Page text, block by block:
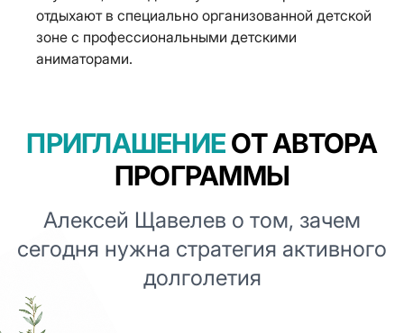
отдыхают в специально организованной детской
зоне с профессиональными детскими
аниматорами.
ПРИГЛАШЕНИЕОТ АВТОРА
ПРОГРАММЫ
Алексей Щавелев о том, зачем
сегодня нужна стратегия активного
долголетия